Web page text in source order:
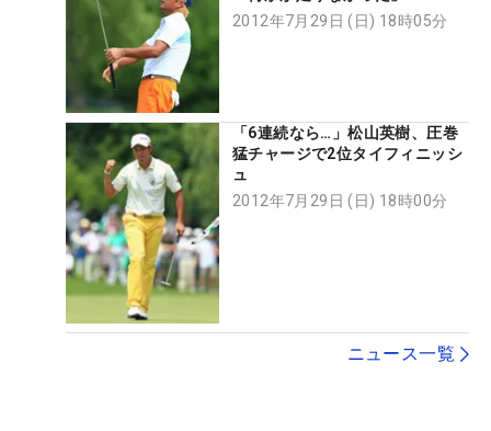
2012年7月29日 (日) 18時05分
「6連続なら…」松山英樹、圧巻
猛チャージで2位タイフィニッシ
ュ
2012年7月29日 (日) 18時00分
ニュース一覧